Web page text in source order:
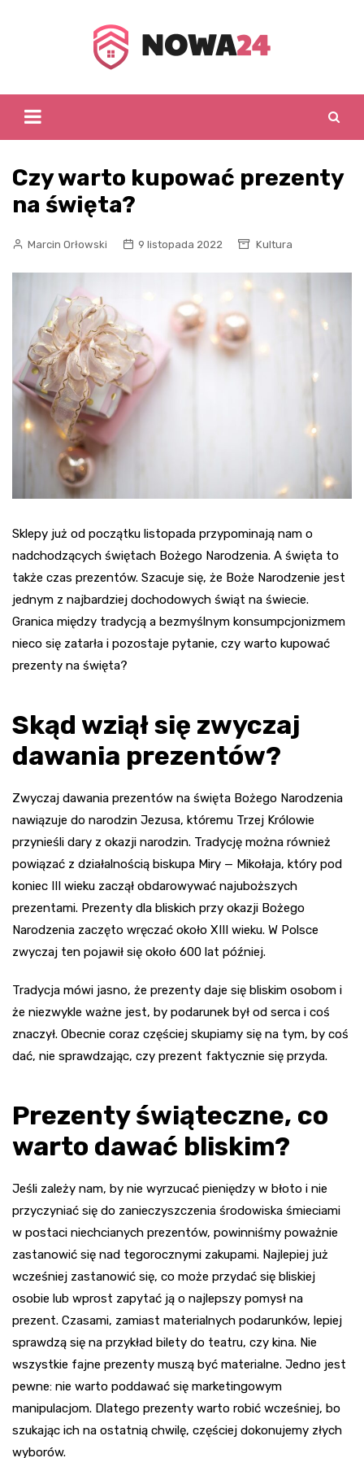
Czy warto kupować prezenty
na święta?
Marcin Orłowski 9 listopada 2022 Kultura
Sklepy już od początku listopada przypominają nam o
nadchodzących świętach Bożego Narodzenia. A święta to
także czas prezentów. Szacuje się, że Boże Narodzenie jest
jednym z najbardziej dochodowych świąt na świecie.
Granica między tradycją a bezmyślnym konsumpcjonizmem
nieco się zatarła i pozostaje pytanie, czy warto kupować
prezenty na święta?
Skąd wziął się zwyczaj
dawania prezentów?
Zwyczaj dawania prezentów na święta Bożego Narodzenia
nawiązuje do narodzin Jezusa, któremu Trzej Królowie
przynieśli dary z okazji narodzin. Tradycję można również
powiązać z działalnością biskupa Miry — Mikołaja, który pod
koniec III wieku zaczął obdarowywać najuboższych
prezentami. Prezenty dla bliskich przy okazji Bożego
Narodzenia zaczęto wręczać około XIII wieku. W Polsce
zwyczaj ten pojawił się około 600 lat później.
Tradycja mówi jasno, że prezenty daje się bliskim osobom i
że niezwykle ważne jest, by podarunek był od serca i coś
znaczył. Obecnie coraz częściej skupiamy się na tym, by coś
dać, nie sprawdzając, czy prezent faktycznie się przyda.
Prezenty świąteczne, co
warto dawać bliskim?
Jeśli zależy nam, by nie wyrzucać pieniędzy w błoto i nie
przyczyniać się do zanieczyszczenia środowiska śmieciami
w postaci niechcianych prezentów, powinniśmy poważnie
zastanowić się nad tegorocznymi zakupami. Najlepiej już
wcześniej zastanowić się, co może przydać się bliskiej
osobie lub wprost zapytać ją o najlepszy pomysł na
prezent. Czasami, zamiast materialnych podarunków, lepiej
sprawdzą się na przykład bilety do teatru, czy kina. Nie
wszystkie fajne prezenty muszą być materialne. Jedno jest
pewne: nie warto poddawać się marketingowym
manipulacjom. Dlatego prezenty warto robić wcześniej, bo
szukając ich na ostatnią chwilę, częściej dokonujemy złych
wyborów.